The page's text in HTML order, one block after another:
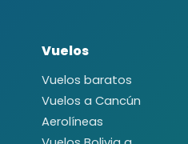
Vuelos
Vuelos baratos
Vuelos a Cancún
Aerolíneas